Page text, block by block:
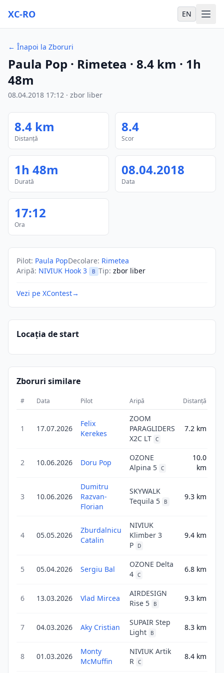
XC-RO EN
← Înapoi la Zboruri
Paula Pop · Rimetea · 8.4 km · 1h
48m
08.04.2018 17:12 · zbor liber
8.4 km
Distanță
8.4
Scor
1h 48m
Durată
08.04.2018
Data
17:12
Ora
Pilot: Paula PopDecolare: Rimetea
Aripă: NIVIUK Hook 3 B Tip: zbor liber
Vezi pe XContest→
Locația de start
Zboruri similare
# Data Pilot Aripă Distanță
1 17.07.2026
Felix
Kerekes
ZOOM
PARAGLIDERS
X2C LT C
7.2 km
2 10.06.2026 Doru Pop
OZONE
Alpina 5 C
10.0
km
3 10.06.2026
Dumitru
Razvan-
Florian
SKYWALK
Tequila 5
B
9.3 km
4 05.05.2026
Zburdalnicu
Catalin
NIVIUK
Klimber 3
P
D
9.4 km
5 05.04.2026 Sergiu Bal
OZONE Delta
4 C
6.8 km
6 13.03.2026 Vlad Mircea
AIRDESIGN
Rise 5
B
9.3 km
7 04.03.2026 Aky Cristian
SUPAIR Step
Light
B
8.3 km
8 01.03.2026
Monty
McMuffin
NIVIUK Artik
R C
8.4 km